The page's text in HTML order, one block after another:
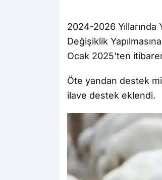
2024-2026 Yıllarında
Değişiklik
Ocak 2025'ten
Öte yandan destek
ilave destek eklendi.